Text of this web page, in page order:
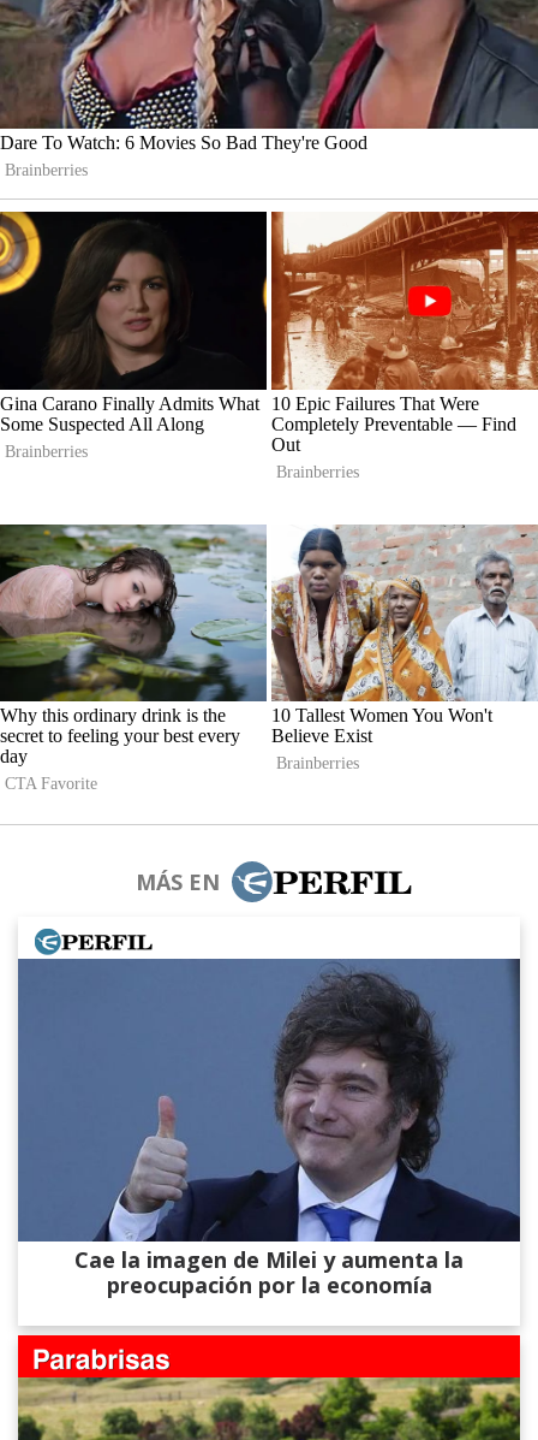
MÁS EN
Cae la imagen de Milei y aumenta la
preocupación por la economía